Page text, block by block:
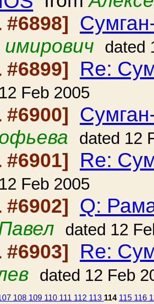
#6898]
dated
#6899] Re:
Feb 2005
#6900]
dated 12
#6901] Re:
Feb 2005
#6902] Q:
dated 12
#6903] Re:
dated 12 Feb
108 109 110 111 112 113 114 115 116